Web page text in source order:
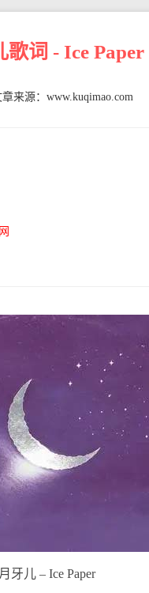
歌词 - Ice Paper
来源： www.kuqimao.com
牙儿 – Ice Paper